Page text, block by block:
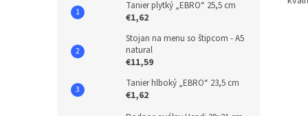
Tanier plytký „EBRO“ 25,5 cm
€1,62
Stojan na menu so štipcom - A5
natural
€11,59
Tanier hlboký „EBRO“ 23,5 cm
€1,62